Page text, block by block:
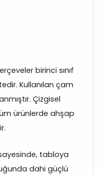
birinci sınıf
Kullanılan çam
Çizgisel
ürünlerde ahşap
tabloya
dahi güçlü